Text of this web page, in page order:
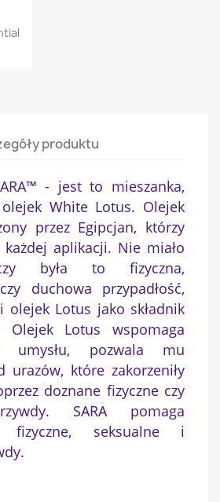
produktu
- jest to mieszanka,
White Lotus. Olejek
przez Egipcjan, którzy
aplikacji. Nie miało
była to fizyczna,
duchowa przypadłość,
olejek Lotus jako składnik
Olejek Lotus wspomaga
umysłu, pozwala mu
które zakorzeniły
doznane fizyczne czy
SARA pomaga
fizyczne, seksualne i